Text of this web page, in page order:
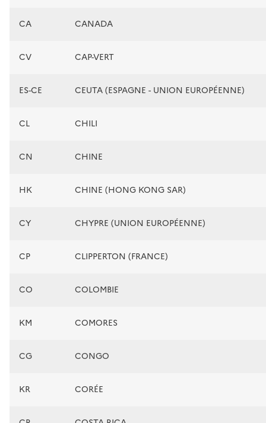
CA CANADA
CV CAP-VERT
ES-CE CEUTA (ESPAGNE - UNION EUROPÉENNE)
CL CHILI
CN CHINE
HK CHINE (HONG KONG SAR)
CY CHYPRE (UNION EUROPÉENNE)
CP CLIPPERTON (FRANCE)
CO COLOMBIE
KM COMORES
CG CONGO
KR CORÉE